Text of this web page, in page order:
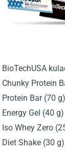
BioTechUSA
Chunky Protein
Protein Bar (70 g)
Energy Gel (40 g)
Iso Whey Zero
Diet Shake (30 g)